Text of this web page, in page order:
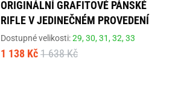
ORIGINÁLNÍ GRAFITOVÉ PÁNSKÉ
RIFLE V JEDINEČNÉM PROVEDENÍ
Dostupné velikosti:29,30,31,32,33
1 138 Kč 1 638 Kč